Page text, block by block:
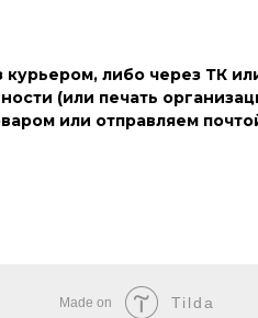
либо через ТК
(или печать
или отправляем
Made on Tilda